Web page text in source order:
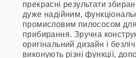
прекрасні результати
дуже надійним,
промисловим пилососом
прибирання. Зручна
оригінальний дизайн і
виконують різні функції,